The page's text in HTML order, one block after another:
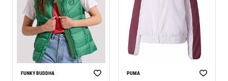
-50%
FUNKY BUDDHA -6%
PUMA